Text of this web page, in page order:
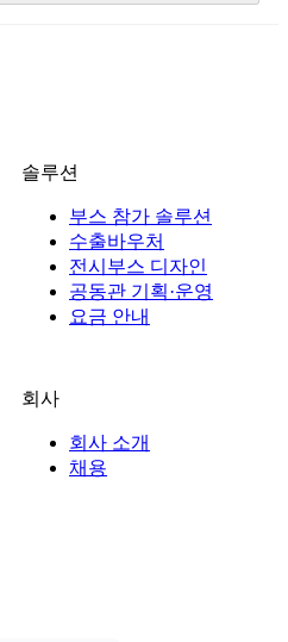
솔루션
부스 참가 솔루션
수출바우처
전시부스 디자인
공동관 기획·운영
요금 안내
회사
회사 소개
채용